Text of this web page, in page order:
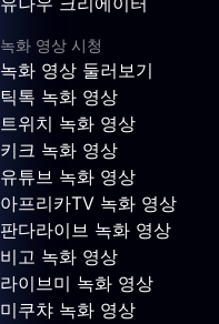
녹화 영상 시청
녹화 영상 둘러보기
틱톡 녹화 영상
트위치 녹화 영상
키크 녹화 영상
유튜브 녹화 영상
아프리카TV 녹화 영상
판다라이브 녹화 영상
비고 녹화 영상
라이브미 녹화 영상
미쿠챠 녹화 영상